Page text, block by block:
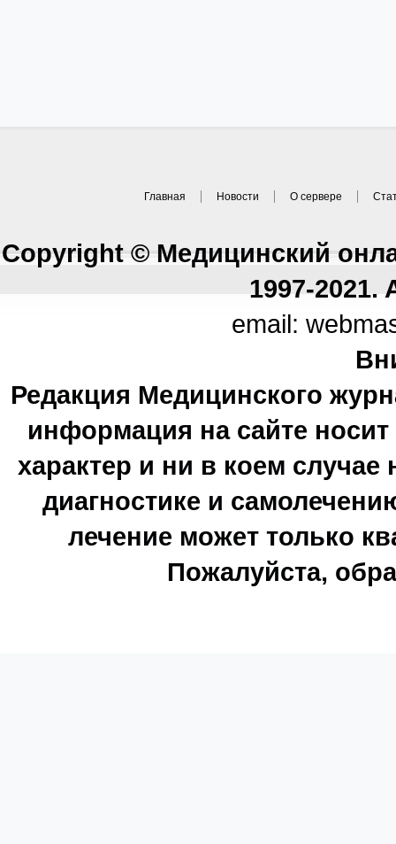
Главная Новости О сервере
Copyright © Медицинский
1997-2021.
email:
Редакция Медицинского
информация на сайте
характер и ни в коем
диагностике и
лечение может только
Пожалуйста,